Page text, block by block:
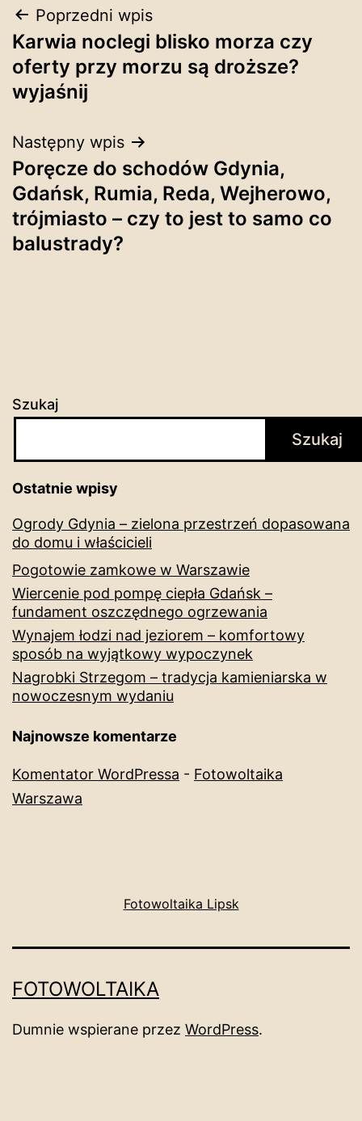
Nawigacja
wpisu
Poprzedni wpis
Karwia noclegi blisko morza czy
oferty przy morzu są droższe?
wyjaśnij
Następny wpis
Poręcze do schodów Gdynia,
Gdańsk, Rumia, Reda, Wejherowo,
trójmiasto – czy to jest to samo co
balustrady?
Szukaj
Szukaj
Ostatnie wpisy
Ogrody Gdynia – zielona przestrzeń dopasowana
do domu i właścicieli
Pogotowie zamkowe w Warszawie
Wiercenie pod pompę ciepła Gdańsk –
fundament oszczędnego ogrzewania
Wynajem łodzi nad jeziorem – komfortowy
sposób na wyjątkowy wypoczynek
Nagrobki Strzegom – tradycja kamieniarska w
nowoczesnym wydaniu
Najnowsze komentarze
Komentator WordPressa - Fotowoltaika
Warszawa
Fotowoltaika Lipsk
FOTOWOLTAIKA
Dumnie wspierane przez WordPress.